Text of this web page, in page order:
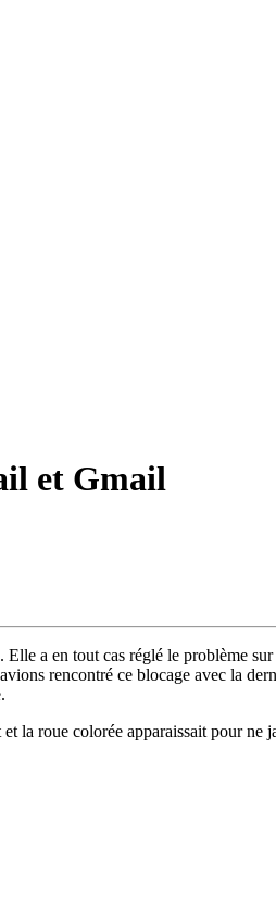
et Gmail
. Elle a en tout cas réglé le problème
rencontré ce blocage avec la
roue colorée apparaissait pour